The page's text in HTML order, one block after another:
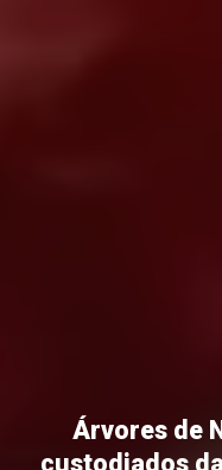
Árvores de
custodiados